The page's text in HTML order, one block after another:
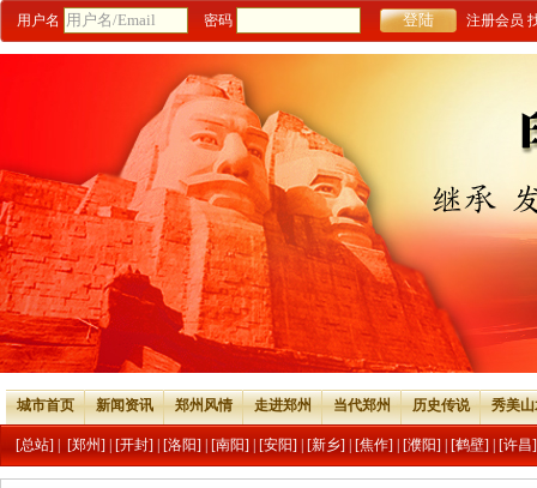
用户名 密码 注册会员
城市首页 新闻资讯 郑州风情 走进郑州 当代郑州 历史传说 秀美
[总站] [郑州] [开封] [洛阳] [南阳] [安阳] [新乡] [焦作] [濮阳] [鹤壁] [许昌]